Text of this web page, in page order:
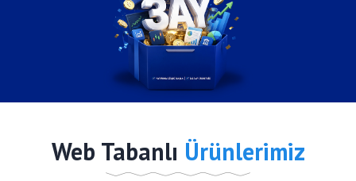
Web Tabanlı Ürünlerimiz